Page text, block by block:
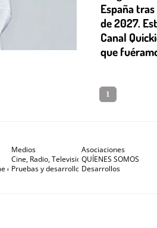
España
de 2027.
Canal
que
1
Medios
Asociaciones
Cine, Radio, Televisión e Internet
QUÍENES SOMOS
en Gaceta de Prensa
Pruebas y desarrollosDesarrollos